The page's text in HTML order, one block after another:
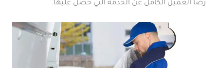
رضا العميل الكامل عن الخدمة التي حصل عليها.